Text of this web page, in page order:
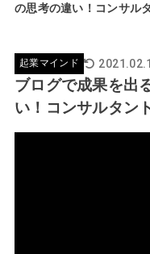
の思考の違い！コンサル
起業マインド
ブログで成果を出
い！コンサルタン